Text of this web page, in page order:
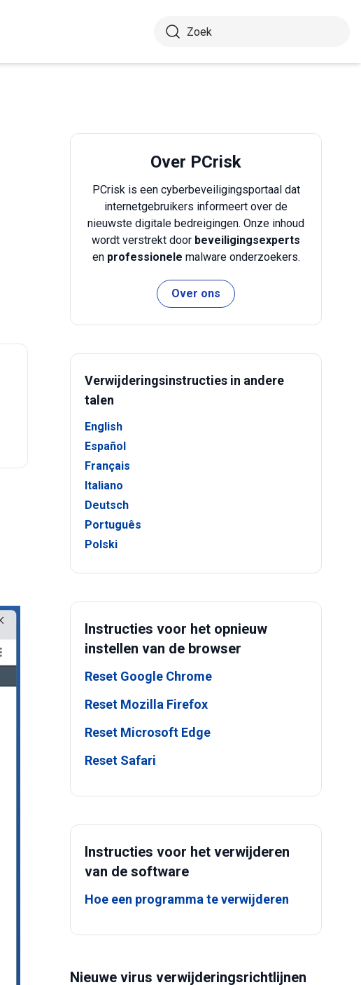
Over PCrisk
PCrisk is een cyberbeveiligingsportaal dat
internetgebruikers informeert over de
nieuwste digitale bedreigingen. Onze inhoud
wordt verstrekt door beveiligingsexperts
en professionele malware onderzoekers.
Over ons
Verwijderingsinstructies in andere
talen
English
Español
Français
Italiano
Deutsch
Português
Polski
Instructies voor het opnieuw
instellen van de browser
Reset Google Chrome
Reset Mozilla Firefox
Reset Microsoft Edge
Reset Safari
Instructies voor het verwijderen
van de software
Hoe een programma te verwijderen
Nieuwe virus verwijderingsrichtlijnen